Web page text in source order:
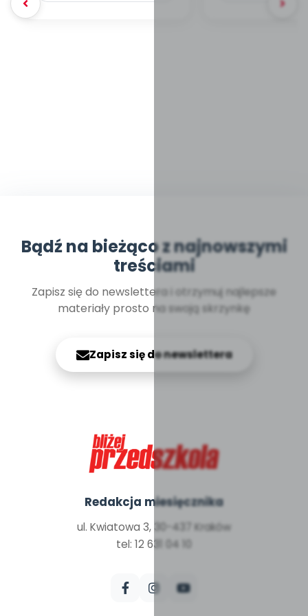
Bądź na bieżąco z najnowszymi
treściami
Zapisz się do newslettera i otrzymuj najlepsze
materiały prosto na swoją skrzynkę
Zapisz się do newslettera
Redakcja miesięcznika
ul. Kwiatowa 3, 30-437 Kraków
tel: 12 631 04 10